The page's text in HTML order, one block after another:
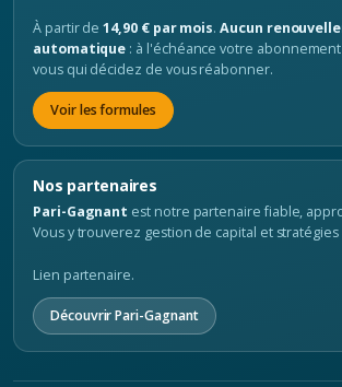
À partir de14,90 € par mois.Aucun
automatique : à l'échéance votre
vous qui décidez de vous réabonner.
Voir les formules
Nos partenaires
Pari-Gagnant est notre partenaire fiable,
Vous y trouverez gestion de capital et stratégies
Lien partenaire.
Découvrir Pari-Gagnant